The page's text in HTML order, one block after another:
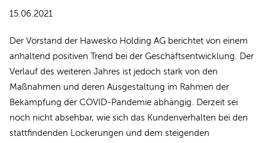
15.06.2021
Der Vorstand der Hawesko Holding AG berichtet von einem
anhaltend positiven Trend bei der Geschäftsentwicklung. Der
Verlauf des weiteren Jahres ist jedoch stark von den
Maßnahmen und deren Ausgestaltung im Rahmen der
Bekämpfung der COVID-Pandemie abhängig. Derzeit sei
noch nicht absehbar, wie sich das Kundenverhalten bei den
stattfindenden Lockerungen und dem steigenden